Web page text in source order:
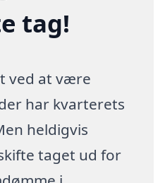
tag!
ved at være
har kvarterets
heldigvis
taget ud for